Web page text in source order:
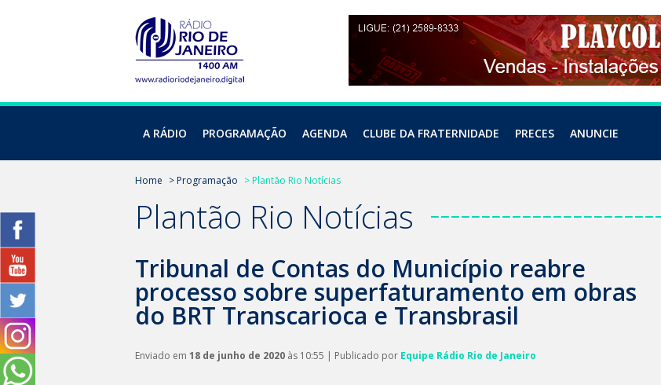
A RÁDIO PROGRAMAÇÃO AGENDA CLUBE DA FRATERNIDADE PRECES ANUNCIE
Home > Programação > Plantão Rio Notícias
Plantão Rio Notícias
Tribunal de Contas do Município reabre
processo sobre superfaturamento em obras
do BRT Transcarioca e Transbrasil
Enviado em 18 de junho de 2020 às 10:55 | Publicado por Equipe Rádio Rio de Janeiro